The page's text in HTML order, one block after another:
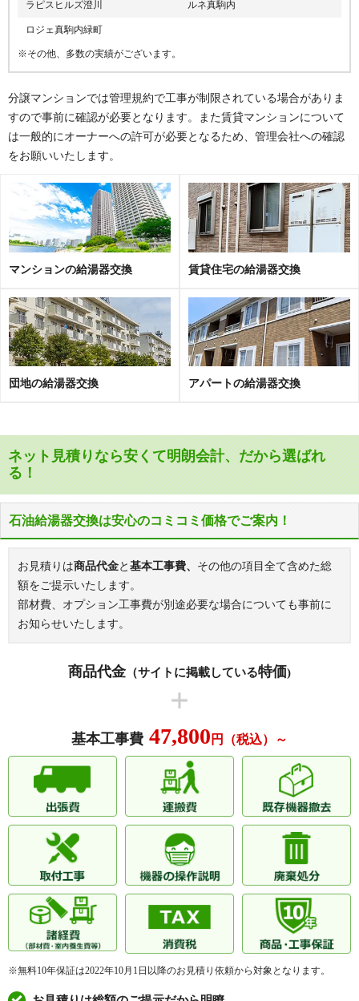
ラピスヒルズ澄川 ルネ真駒内
ロジェ真駒内緑町
※その他、多数の実績がございます。
分譲マンションでは管理規約で工事が制限されている場合がありま
すので事前に確認が必要となります。また賃貸マンションについて
は一般的にオーナーへの許可が必要となるため、管理会社への確認
をお願いいたします。
マンションの給湯器交換 賃貸住宅の給湯器交換
団地の給湯器交換 アパートの給湯器交換
ネット見積りなら安くて明朗会計、だから選ばれ
る！
石油給湯器交換は安心のコミコミ価格でご案内！
お見積りは商品代金と 基本工事費、 その他の項目全て含めた総
額をご提示いたします。
部材費、オプション工事費が別途必要な場合についても事前に
お知らせいたします。
商品代金（サイトに掲載している特価)
基本工事費 47,800 円（税込）～
※無料10年保証は2022年10月1日以降のお見積り依頼から対象となります。